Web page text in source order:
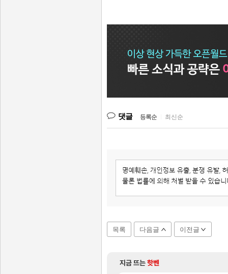
댓글 등록순 최신순
목록 다음글 이전글
지금 뜨는핫벤